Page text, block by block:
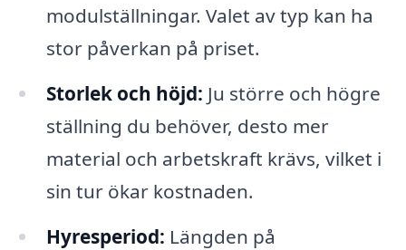
modulställningar. Valet av typ kan ha
stor påverkan på priset.
Storlek och höjd: Ju större och högre
ställning du behöver, desto mer
material och arbetskraft krävs, vilket i
sin tur ökar kostnaden.
Hyresperiod: Längden på